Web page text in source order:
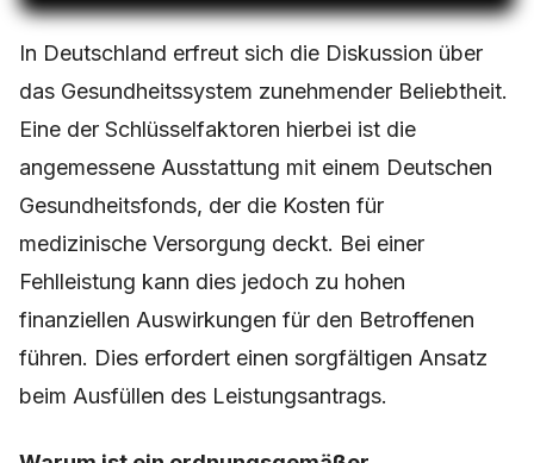
In Deutschland erfreut sich die Diskussion über
das Gesundheitssystem zunehmender Beliebtheit.
Eine der Schlüsselfaktoren hierbei ist die
angemessene Ausstattung mit einem Deutschen
Gesundheitsfonds, der die Kosten für
medizinische Versorgung deckt. Bei einer
Fehlleistung kann dies jedoch zu hohen
finanziellen Auswirkungen für den Betroffenen
führen. Dies erfordert einen sorgfältigen Ansatz
beim Ausfüllen des Leistungsantrags.